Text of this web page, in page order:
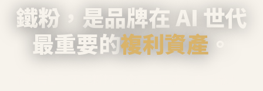
鐵粉，是品牌在 AI 世代
最重要的複利資產 。